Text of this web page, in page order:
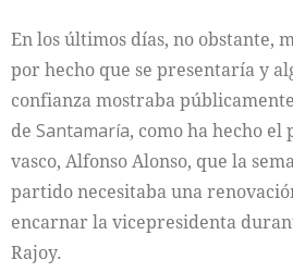
En los últimos días, no obstante,
por hecho que se presentaría y
confianza mostraba
de Santamaría, como ha hecho el
vasco, Alfonso Alonso, que la
partido necesitaba una
encarnar la vicepresidenta
Rajoy.